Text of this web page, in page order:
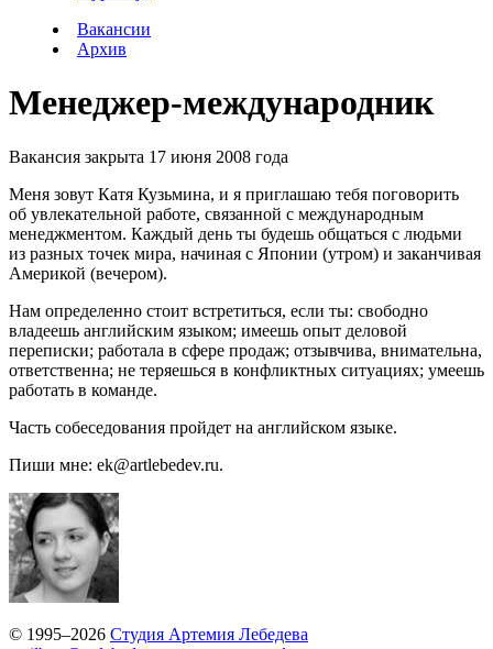
Вакансии
Архив
Менеджер-международник
Вакансия закрыта 17 июня 2008 года
Меня зовут Катя Кузьмина, и я приглашаю тебя поговорить
об увлекательной работе, связанной с международным
менеджментом. Каждый день ты будешь общаться с людьми
из разных точек мира, начиная с Японии (утром) и заканчивая
Америкой (вечером).
Нам определенно стоит встретиться, если ты: свободно
владеешь английским языком; имеешь опыт деловой
переписки; работала в сфере продаж; отзывчива, внимательна,
ответственна; не теряешься в конфликтных ситуациях; умеешь
работать в команде.
Часть собеседования пройдет на английском языке.
Пиши мне: ek@artlebedev.ru.
© 1995–2026 Студия Артемия Лебедева